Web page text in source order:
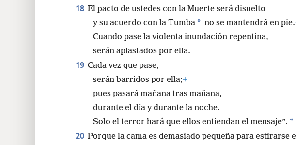
18 El pacto de ustedes con la Muerte será disuelto
y su acuerdo con la Tumba * no se mantendrá en pie.
Cuando pase la violenta inundación repentina,
serán aplastados por ella.
19 Cada vez que pase,
serán barridos por ella;+
pues pasará mañana tras mañana,
durante el día y durante la noche.
Solo el terror hará que ellos entiendan el mensaje”. *
20 Porque la cama es demasiado pequeña para estirarse